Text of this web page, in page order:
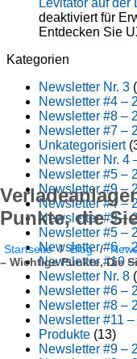
Punkte, die
Startseite / Blog /
– Wichtige Punkte, Die
deaktiviertfür
Entdecken Sie
Kategorien
Newsletter Nr. 3
Newsletter #4 –
Newsletter #8 –
Newsletter #7 –
Unkategorisiert
Newsletter Nr. 4
Newsletter #5 –
Newsletter #9 –
Newsletter #4 –
Newsletter #9 –
Newsletter #5 –
Newsletter #6 –
Newsletter #10
Newsletter Nr. 8
Newsletter #6 –
Newsletter #8 –
Newsletter #11
Produkte (13)
Newsletter #9 –